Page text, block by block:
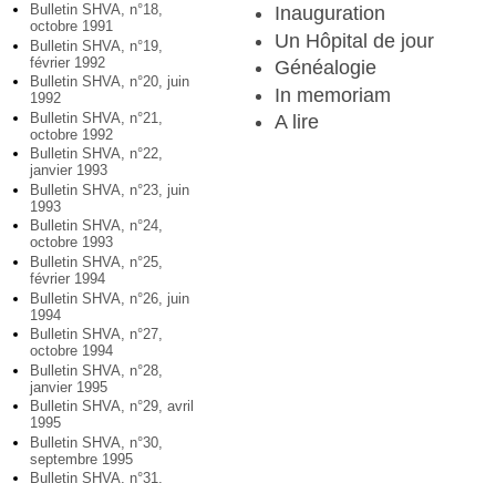
Bulletin SHVA, n°18,
octobre 1991
Bulletin SHVA, n°19,
février 1992
Bulletin SHVA, n°20, juin
1992
Bulletin SHVA, n°21,
octobre 1992
Bulletin SHVA, n°22,
janvier 1993
Bulletin SHVA, n°23, juin
1993
Bulletin SHVA, n°24,
octobre 1993
Bulletin SHVA, n°25,
février 1994
Bulletin SHVA, n°26, juin
1994
Bulletin SHVA, n°27,
octobre 1994
Bulletin SHVA, n°28,
janvier 1995
Bulletin SHVA, n°29, avril
1995
Bulletin SHVA, n°30,
septembre 1995
Bulletin SHVA, n°31,
Inauguration
Un Hôpital de jour
Généalogie
In memoriam
A lire